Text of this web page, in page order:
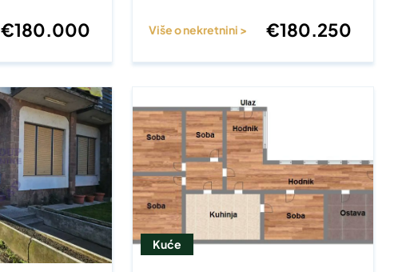
€180.000 Više o nekretnini > €180.250
Kuće